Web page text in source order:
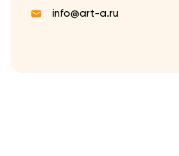
info@art-a.ru